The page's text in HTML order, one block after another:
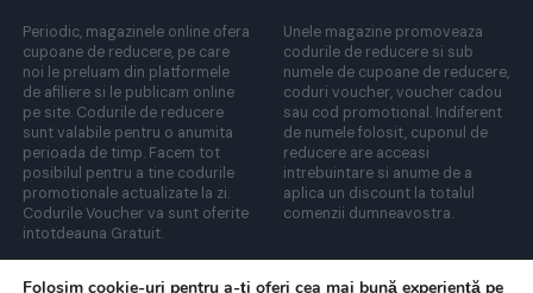
Periodic, magazinele online ofera
cupoane de reducere, pe care
noi le preluam din platformele
de afiliere si le publicam online
pe site. Codurile de reducere
sunt valabile pentru o anumita
perioada de timp. Facem tot
posibilul pentru a tine codurile
promotionale actualizate la zi.
Codurile Voucher va sunt oferite
intotdeauna Gratuit.
Unele magazine promoveaza
codurile de reducere si sub
numele de cupoane de reducere,
coduri voucher, voucher cadou
sau cod promotional. Indiferent
de numele folosit, cuponul de
reducere are acceasi
intrebuintare si anume de a
aplica un discount la totalul
comenzii dumneavostra.
Folosim cookie-uri pentru a-ți oferi cea mai bună experiență pe